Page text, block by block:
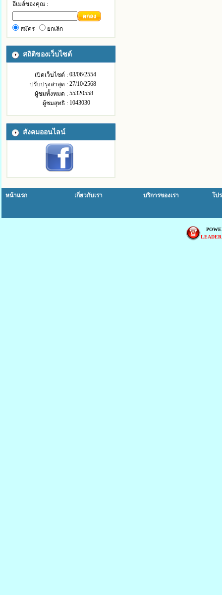
อีเมล์ของคุณ :
ตกลง
สมัคร
ยกเลิก
สถิติของเว็บไซต์
เปิดเว็บไซต์ : 03/06/2554
ปรับปรุงล่าสุด : 27/10/2568
ผู้ชมทั้งหมด : 55320558
ผู้ชมสุทธิ : 1043030
สังคมออนไลน์
หน้าแรก เกี่ยวกับเรา บริการของเรา โป